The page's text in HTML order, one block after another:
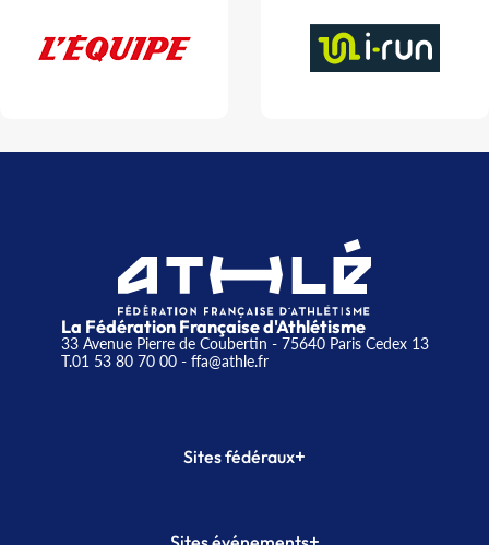
La Fédération Française d'Athlétisme
33 Avenue Pierre de Coubertin - 75640 Paris Cedex 13
T.01 53 80 70 00- ffa@athle.fr
Sites fédéraux+